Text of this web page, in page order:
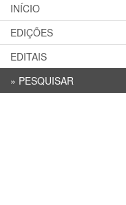
INÍCIO
EDIÇÕES
EDITAIS
» PESQUISAR